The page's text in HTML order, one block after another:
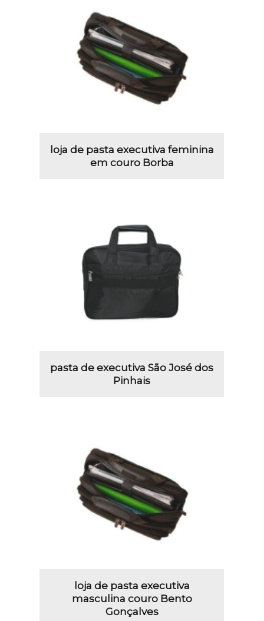
loja de pasta executiva feminina
em couro Borba
pasta de executiva São José dos
Pinhais
loja de pasta executiva
masculina couro Bento
Gonçalves